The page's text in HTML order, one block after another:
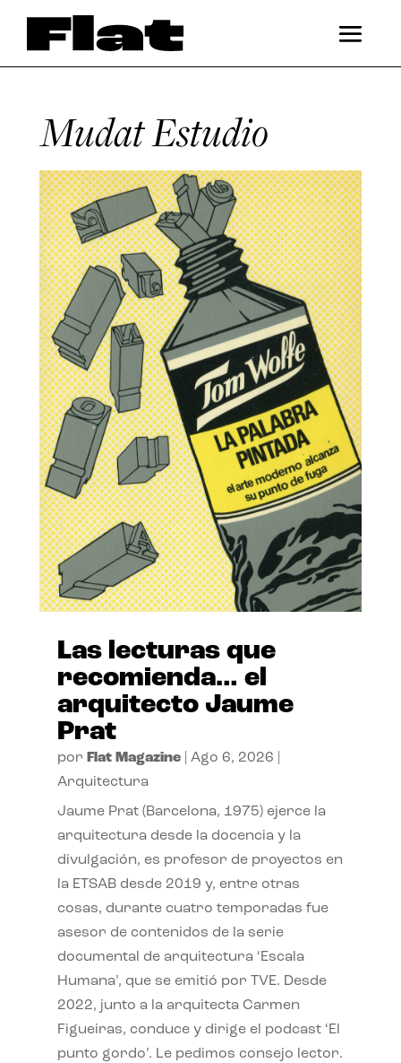
Mudat Estudio
Las lecturas que
recomienda… el
arquitecto Jaume
Prat
por Flat Magazine| Ago 6, 2026
Arquitectura
Jaume Prat (Barcelona, 1975) ejerce la
arquitectura desde la docencia y la
divulgación, es profesor de proyectos en
la ETSAB desde 2019 y, entre otras
cosas, durante cuatro temporadas fue
asesor de contenidos de la serie
documental de arquitectura ‘Escala
Humana’, que se emitió por TVE. Desde
2022, junto a la arquitecta Carmen
Figueiras, conduce y dirige el podcast ‘El
punto gordo’. Le pedimos consejo lector.